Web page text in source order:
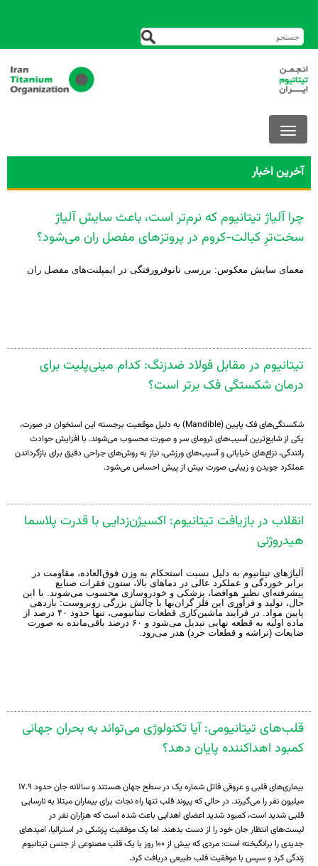
آخرین اخبار
چرا آلیاژ تیتانیوم که نرم‌تر است، باعث سایش آلیاژ
سخت‌ترِ کبالت-کروم در پروتزهای مفصل ران می‌شود؟
معمای سایش معکوس: بررسی نانوفرورفتگی در ایمپلنت‌های مفصل ران
تیتانیوم در مقابل فولاد ضدزنگ: کدام مینی‌پلیت برای
درمان شکستگی فک برتر است؟
شکستگی‌های فک پایین (Mandible) به دلیل موقعیت برجسته این استخوان در صورت،
یکی از شایع‌ترین آسیب‌های ترومای سر و صورت محسوب می‌شوند. با افزایش حوادث
رانندگی، نزاع‌های خیابانی و آسیب‌های ورزشی، نیاز به روش‌های جراحی دقیق برای بازگرداندن
عملکرد جویدن و زیبایی صورت بیش از پیش احساس می‌شود.
انقلاب در بازیافت تیتانیوم: اکسیژن‌زدایی با قدرت پلاسما
هیدروژنی
آلیاژهای تیتانیوم به دلیل نسبت استحکام به وزن فوق‌العاده، مقاومت در
برابر خوردگی و عملکرد عالی در دماهای بالا، ستون فقرات صنایع
پیشرفته‌ای نظیر هوافضا، پزشکی و خودروسازی محسوب می‌شوند. با این
حال، تولید و فرآوری این فلز گران‌بها با چالش بزرگی روبروست: بازدهی
پایین مواد. در فرآیند ماشین‌کاری قطعات تیتانیومی، تنها حدود ۴۰ درصد از
ماده اولیه به قطعه نهایی تبدیل می‌شود و ۶۰ درصد باقی‌مانده به صورت
ضایعات (تراشه و قطعات خرد) هدر می‌رود.
قلب‌های تیتانیومی: آیا تکنولوژی می‌تواند به بحران جهانی
کمبود اهداکننده پایان دهد؟
بیماری‌های قلبی و عروقی قاتل شماره یک در سطح جهان هستند و سالانه جان حدود ۱۷.۹
میلیون نفر را می‌گیرند. در حالی که پیوند قلب تنها راه نجات برای بیماران مبتلا به نارسایی
قلبی شدید است، کمبود شدید اعضای اهدایی باعث شده است که هزاران نفر در
لیست‌های انتظار جان خود را از دست بدهند. اما یک موفقیت پزشکی در استرالیا، امیدهای
جدیدی را برانگیخته است: مردی که بیش از ۱۰۰ روز با یک قلب مصنوعی از جنس تیتانیوم
زندگی کرد و سپس با موفقیت قلب طبیعی دریافت کرد.